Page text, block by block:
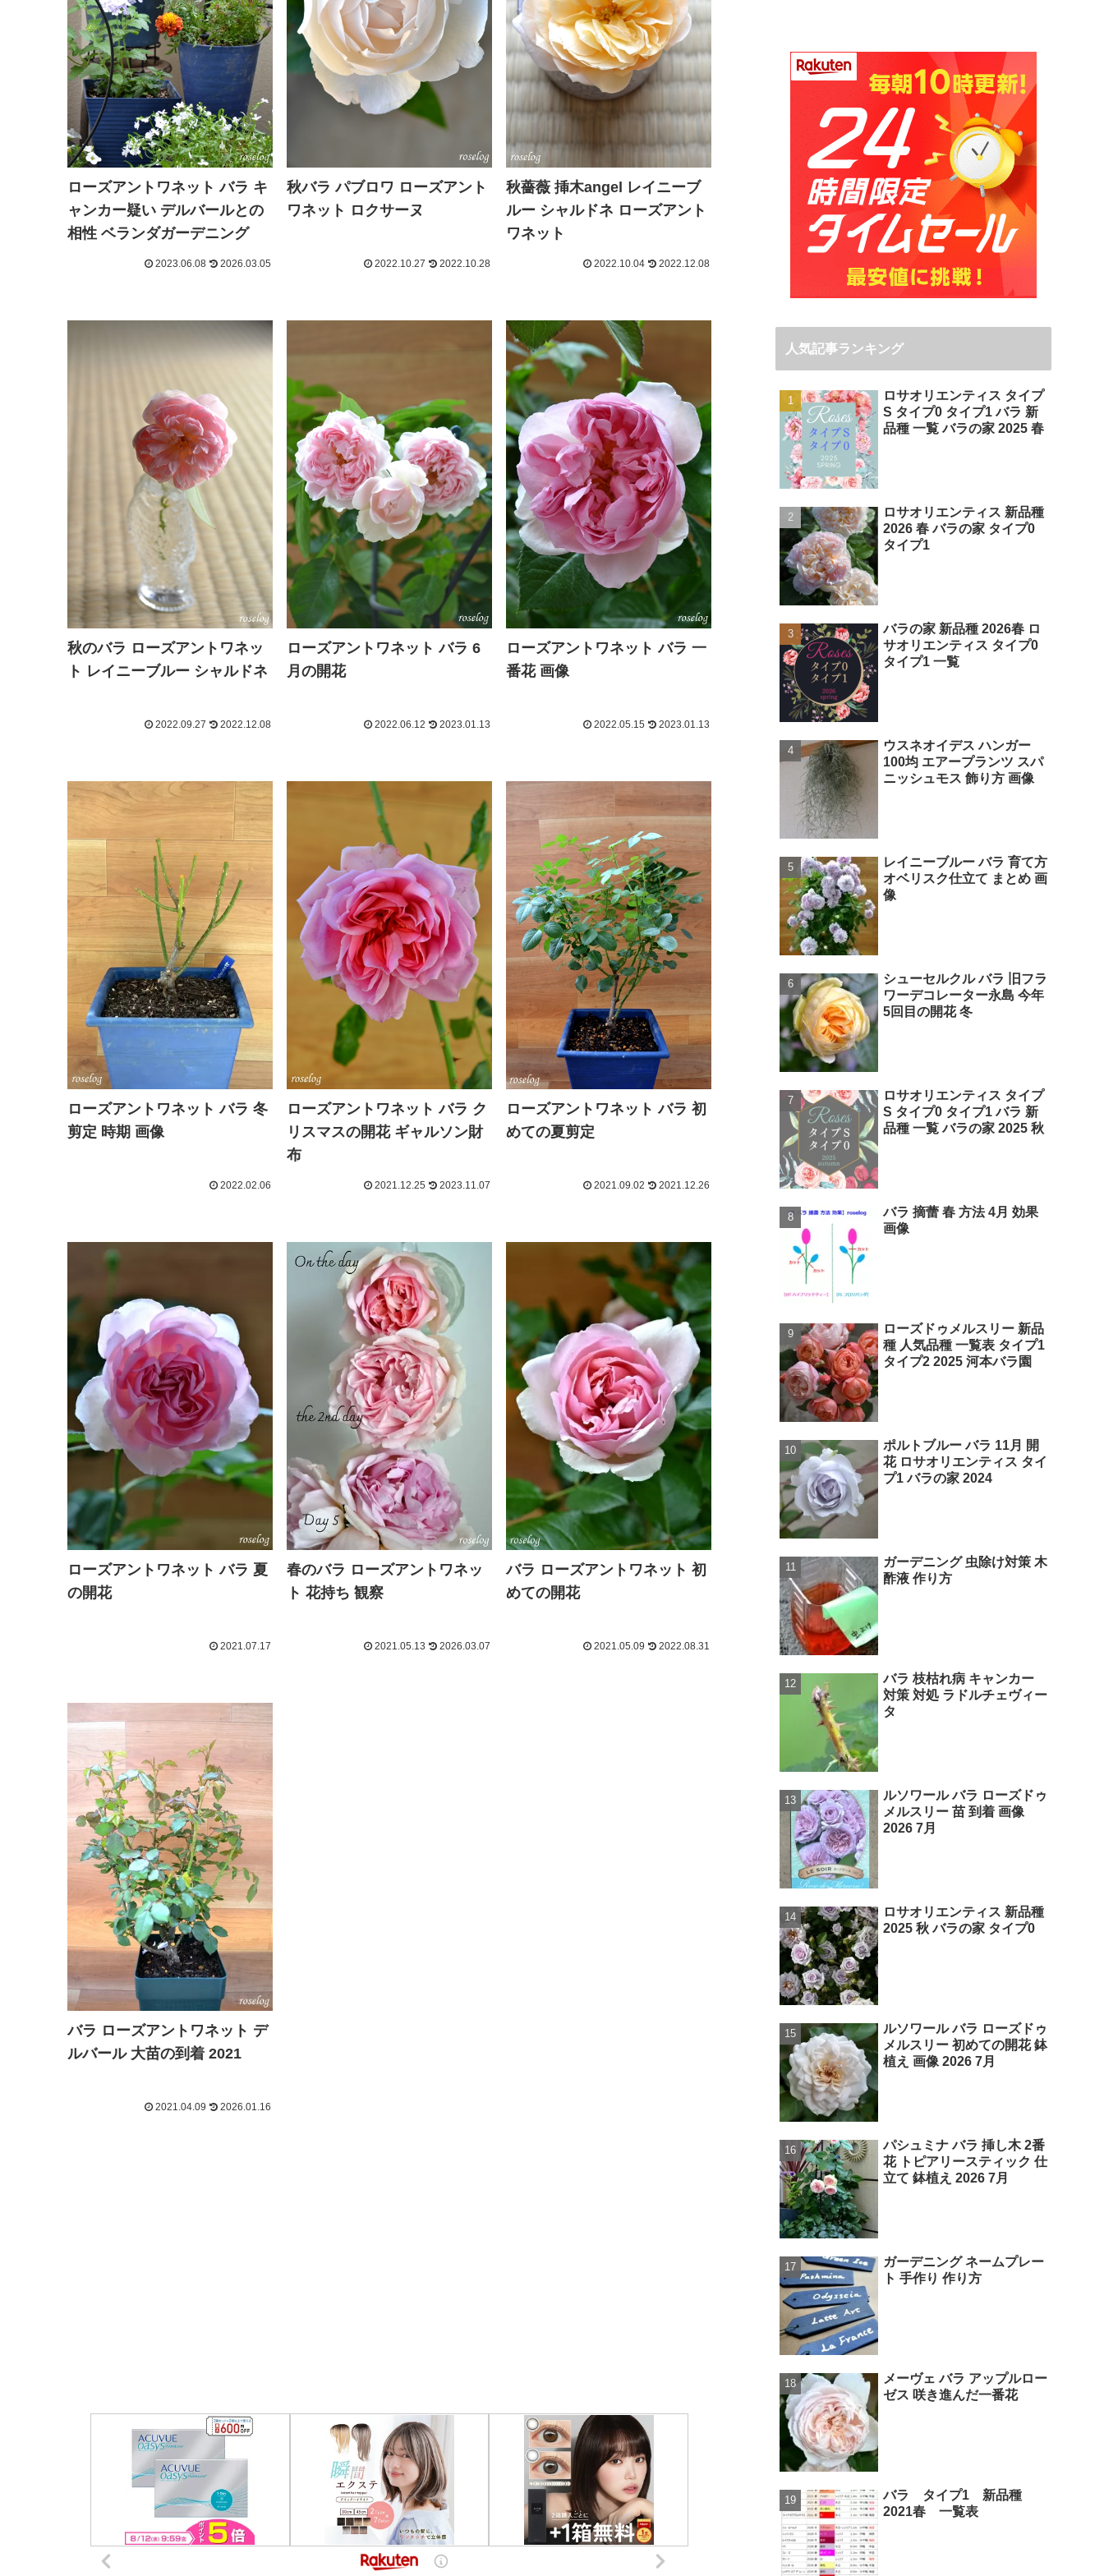
ローズアントワネット バラ キ
ャンカー疑い デルバールとの
相性 ベランダガーデニング
2023.06.08 2026.03.05
秋バラ パブロワ ローズアント
ワネット ロクサーヌ
2022.10.27 2022.10.28
秋薔薇 挿木angel レイニーブ
ルー シャルドネ ローズアント
ワネット
2022.10.04 2022.12.08
秋のバラ ローズアントワネッ
ト レイニーブルー シャルドネ
2022.09.27 2022.12.08
ローズアントワネット バラ 6
月の開花
2022.06.12 2023.01.13
ローズアントワネット バラ 一
番花 画像
2022.05.15 2023.01.13
ローズアントワネット バラ 冬
剪定 時期 画像
2022.02.06
ローズアントワネット バラ ク
リスマスの開花 ギャルソン財
布
2021.12.25 2023.11.07
ローズアントワネット バラ 初
めての夏剪定
2021.09.02 2021.12.26
ローズアントワネット バラ 夏
の開花
2021.07.17
春のバラ ローズアントワネッ
ト 花持ち 観察
2021.05.13 2026.03.07
バラ ローズアントワネット 初
めての開花
2021.05.09 2022.08.31
バラ ローズアントワネット デ
ルバール 大苗の到着 2021
2021.04.09 2026.01.16
人気記事ランキング
ロサオリエンティス タイプ
S タイプ0 タイプ1 バラ 新
品種 一覧 バラの家 2025 春
ロサオリエンティス 新品種
2026 春 バラの家 タイプ0
タイプ1
バラの家 新品種 2026春 ロ
サオリエンティス タイプ0
タイプ1 一覧
ウスネオイデス ハンガー
100均 エアープランツ スパ
ニッシュモス 飾り方 画像
レイニーブルー バラ 育て方
オベリスク仕立て まとめ 画
像
シューセルクル バラ 旧フラ
ワーデコレーター永島 今年
5回目の開花 冬
ロサオリエンティス タイプ
S タイプ0 タイプ1 バラ 新
品種 一覧 バラの家 2025 秋
バラ 摘蕾 春 方法 4月 効果
画像
ローズドゥメルスリー 新品
種 人気品種 一覧表 タイプ1
タイプ2 2025 河本バラ園
ポルトブルー バラ 11月 開
花 ロサオリエンティス タイ
プ1 バラの家 2024
ガーデニング 虫除け対策 木
酢液 作り方
バラ 枝枯れ病 キャンカー
対策 対処 ラドルチェヴィー
タ
ルソワール バラ ローズドゥ
メルスリー 苗 到着 画像
2026 7月
ロサオリエンティス 新品種
2025 秋 バラの家 タイプ0
ルソワール バラ ローズドゥ
メルスリー 初めての開花 鉢
植え 画像 2026 7月
パシュミナ バラ 挿し木 2番
花 トピアリースティック 仕
立て 鉢植え 2026 7月
ガーデニング ネームプレー
ト 手作り 作り方
メーヴェ バラ アップルロー
ゼス 咲き進んだ一番花
バラ タイプ1 新品種
2021春 一覧表